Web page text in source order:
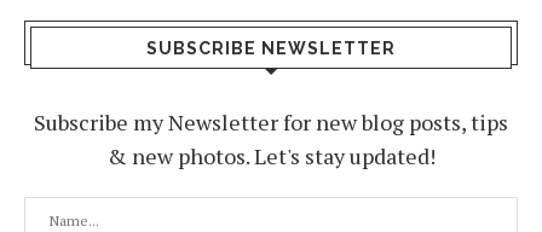
SUBSCRIBE NEWSLETTER
Subscribe my Newsletter for new blog posts, tips
& new photos. Let's stay updated!